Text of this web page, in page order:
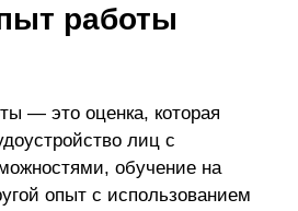
работы
— это оценка, которая
лиц с
обучение на
опыт с использованием